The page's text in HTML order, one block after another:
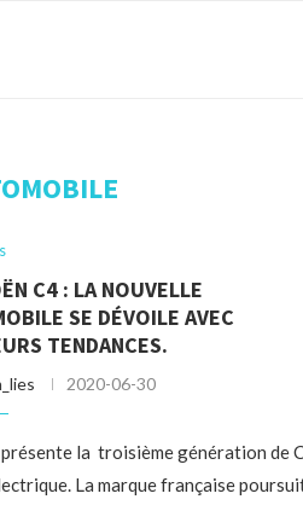
C4 : LA NOUVELLE
SE DÉVOILE AVEC
TENDANCES.
2020-06-30
la troisième génération de
La marque française